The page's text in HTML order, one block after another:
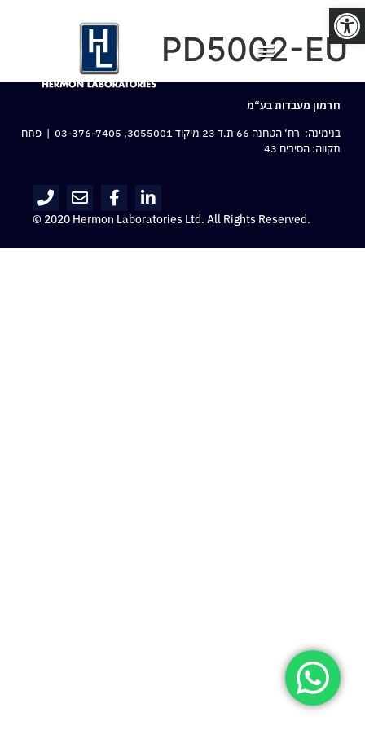
פתח סרגל נגישות
PD5002-EU
חרמון מעבדות בע“מ
בנימינה: רח‘ הטחנה 66 ת.ד 23 מיקוד 3055001,
03-376-7405 | פתח
תקווה: הסיבים 43
© 2020 Hermon Laboratories Ltd. All Rights Reserved.